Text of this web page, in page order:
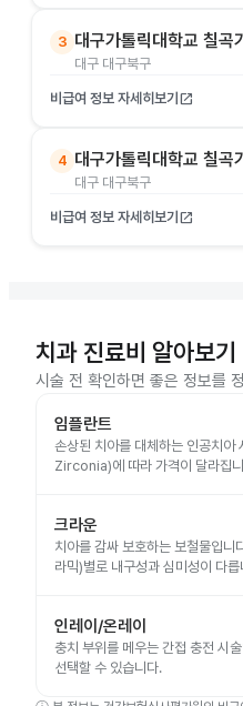
3 대구가톨릭대학교 칠곡
대구 대구북구
비급여 정보 자세히보기 open_in_new
4 대구가톨릭대학교 칠곡
대구 대구북구
비급여 정보 자세히보기 open_in_new
치과 진료비 알아보기
시술 전 확인하면 좋은 정보를
임플란트
손상된 치아를 대체하는 인공치아
Zirconia)에 따라 가격이 달라집
크라운
치아를 감싸 보호하는 보철물입
라믹)별로 내구성과 심미성이 다릅
인레이/온레이
충치 부위를 메우는 간접 충전 시
선택할 수 있습니다.